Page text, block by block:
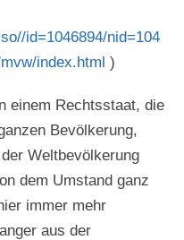
id=1046894/nid=104
index.html )
einem Rechtsstaat, die
Bevölkerung,
Weltbevölkerung
dem Umstand ganz
immer mehr
aus der